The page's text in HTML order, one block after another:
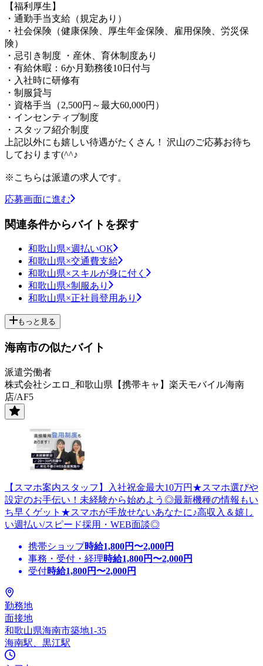
【福利厚生】
・通勤手当支給（規定あり）
・社会保険（健康保険、厚生年金保険、雇用保険、労災保
険）
・忌引き制度 ・産休、育休制度あり
・有給休暇：6か月勤務後10日付与
・入社時に研修有
・制服貸与
・資格手当（2,500円～最大60,000円）
・インセンティブ制度
・スタッフ紹介制度
上記以外にも嬉しい待遇がたくさん！ 沢山のご応募お待ち
しております(^^♪
※こちらは派遣の求人です。
応募画面に進む
関連条件からバイトを探す
和歌山県×週払いOK
和歌山県×交通費支給
和歌山県×スキルが身に付く
和歌山県×制服あり
和歌山県×正社員登用あり
もっと見る
海南市の似たバイト
派遣労働者
株式会社シエロ_和歌山県【携帯キャ】楽天モバイル海南
店/AF5
【スマホ案内スタッフ】入社祝金最大10万円★スマホ選びや
設定のお手伝い！未経験から始めよう◎最新機種の情報もい
ち早くゲット★スマホが手放せないあなたに♪高収入＆嬉し
い週払い/スピード採用・WEB面談◎
携帯ショップ時給1,800円〜2,000円
事務・受付・経理時給1,800円〜2,000円
受付時給1,800円〜2,000円
勤務地
面接地
和歌山県海南市築地1-35
海南駅、黒江駅